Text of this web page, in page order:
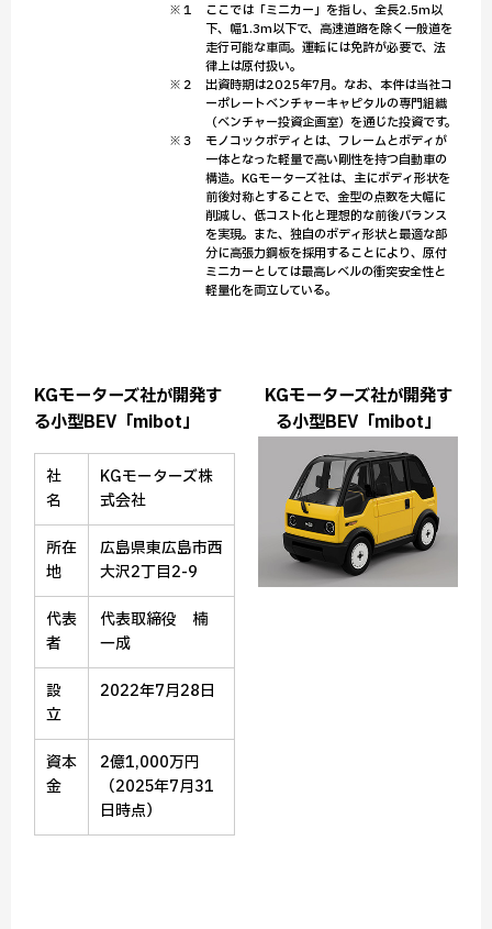
※１ ここでは「ミニカー」を指し、全長2.5m以
下、幅1.3m以下で、高速道路を除く一般道を
走行可能な車両。運転には免許が必要で、法
律上は原付扱い。
※２ 出資時期は2025年7月。なお、本件は当社コ
ーポレートベンチャーキャピタルの専門組織
（ベンチャー投資企画室）を通じた投資です。
※３ モノコックボディとは、フレームとボディが
一体となった軽量で高い剛性を持つ自動車の
構造。KGモーターズ社は、主にボディ形状を
前後対称とすることで、金型の点数を大幅に
削減し、低コスト化と理想的な前後バランス
を実現。また、独自のボディ形状と最適な部
分に高張力鋼板を採用することにより、原付
ミニカーとしては最高レベルの衝突安全性と
軽量化を両立している。
KGモーターズ社が開発す
る小型BEV「mibot」
社
名
KGモーターズ株
式会社
所在
地
広島県東広島市西
大沢2丁目2-9
代表
者
代表取締役 楠
一成
設
立
2022年7月28日
資本
金
2億1,000万円
（2025年7月31
日時点）
KGモーターズ社が開発す
る小型BEV「mibot」